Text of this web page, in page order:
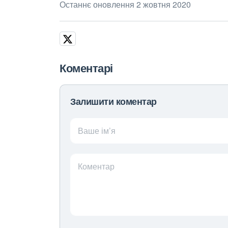
Останнє оновлення 2 жовтня 2020
Коментарі
Залишити коментар
Ваше ім’я
Коментар